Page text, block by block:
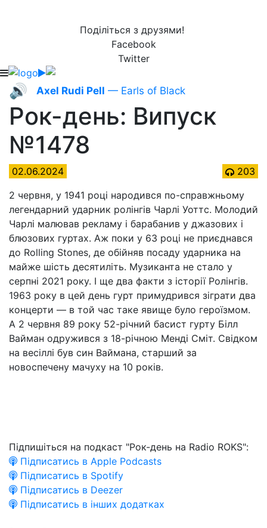
Поділіться з друзями!
Facebook
Twitter
🔊 Axel Rudi Pell — Earls of Black
Рок-день: Випуск
№1478
02.06.2024
203
2 червня, у 1941 році народився по-справжньому
легендарний ударник ролінгів Чарлі Уоттс. Молодий
Чарлі малював рекламу і барабанив у джазових і
блюзових гуртах. Аж поки у 63 році не приєднався
до Rolling Stones, де обійняв посаду ударника на
майже шість десятиліть. Музиканта не стало у
серпні 2021 року. І ще два факти з історії Ролінгів.
1963 року в цей день гурт примудрився зіграти два
концерти — в той час таке явище було героїзмом.
А 2 червня 89 року 52-річний басист гурту Білл
Вайман одружився з 18-річною Менді Сміт. Свідком
на весіллі був син Ваймана, старший за
новоспечену мачуху на 10 років.
Підпишіться на подкаст "Рок-день на Radio ROKS":
Підписатись в Apple Podcasts
Підписатись в Spotify
Підписатись в Deezer
Підписатись в інших додатках